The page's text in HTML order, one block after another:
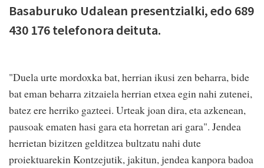
Basaburuko Udalean presentzialki, edo 689
430 176 telefonora deituta.
"Duela urte mordoxka bat, herrian ikusi zen beharra, bide
bat eman beharra zitzaiela herrian etxea egin nahi zutenei,
batez ere herriko gazteei. Urteak joan dira, eta azkenean,
pausoak ematen hasi gara eta horretan ari gara". Jendea
herrietan bizitzen gelditzea bultzatu nahi dute
proiektuarekin Kontzejutik, jakitun, jendea kanpora badoa